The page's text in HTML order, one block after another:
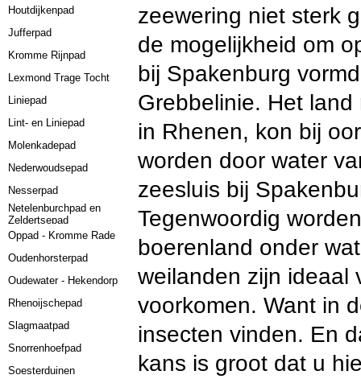
Houtdijkenpad
Jufferpad
Kromme Rijnpad
Lexmond Trage Tocht
Liniepad
Lint- en Liniepad
Molenkadepad
Nederwoudsepad
Nesserpad
Netelenburchpad en
Zeldertsepad
Oppad - Kromme Rade
Oudenhorsterpad
Oudewater - Hekendorp
Rhenoijschepad
Slagmaatpad
Snorrenhoefpad
Soesterduinen
zeewering niet sterk
de mogelijkheid om
bij Spakenburg
Grebbelinie. Het
in Rhenen, kon bij
worden door water
zeesluis bij
Tegenwoordig
boerenland onder
weilanden zijn ideaal
voorkomen. Want in
insecten vinden. En
kans is groot dat u